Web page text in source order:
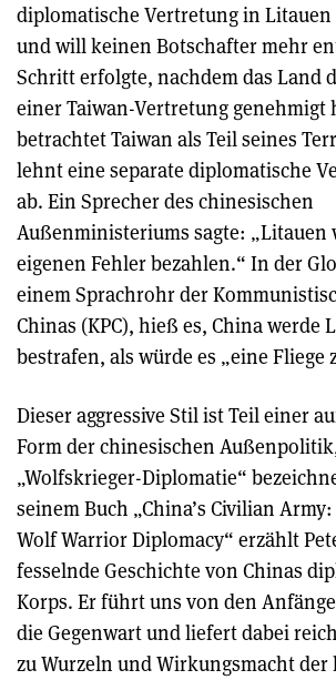
diplomatische Vertretung in
und will keinen Botschafter mehr
Schritt erfolgte, nachdem das Land
einer Taiwan-Vertretung genehmigt
betrachtet Taiwan als Teil seines
lehnt eine separate diplomatische
ab. Ein Sprecher des chinesischen
Außenministeriums sagte: „Litauen
eigenen Fehler bezahlen.“ In der
einem Sprachrohr der
Chinas (KPC), hieß es, China werde
bestrafen, als würde es „eine Fliege
Dieser aggressive Stil ist Teil einer
Form der chinesischen
„Wolfskrieger-Diplomatie“
seinem Buch „China’s Civilian
Wolf Warrior Diplomacy“ erzählt
fesselnde Geschichte von Chinas
Korps. Er führt uns von den
die Gegenwart und liefert dabei
zu Wurzeln und Wirkungsmacht der